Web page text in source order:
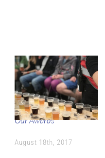
Our Awards
August 18th, 2017